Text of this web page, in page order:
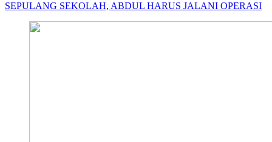
SEPULANG SEKOLAH, ABDUL HARUS JALANI OPERASI